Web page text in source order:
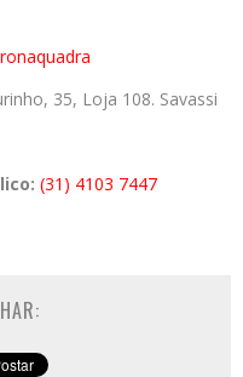
35, Loja 108. Savassi
(31) 4103 7447